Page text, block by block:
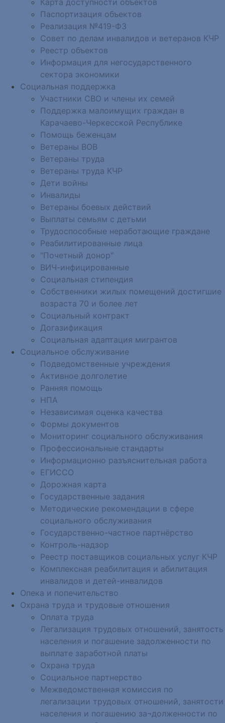
Паспортизация объектов
Реализация №419-ФЗ
Совет по делам инвалидов и ветеранов КЧР
Реестр объектов
Информация для негосударственного
сектора экономики
Социальная поддержка
Участники СВО и члены их семей
Поддержка малоимущих граждан в
Карачаево-Черкесской Республике
Помощь беженцам
Ветераны ВОВ
Ветераны труда
Ветераны труда КЧР
Дети войны
Инвалиды
Ветераны боевых действий
Выплаты семьям с детьми
Трудоспособные неработающие граждане
Реабилитированные лица
"Почетный донор"
ВИЧ-инфицированные
Социальная стипендия
Собственники жилых помещений достигшие
возраста 70 и более лет
Социальный контракт
Догазификация
Социальная адаптация мигрантов
Социальное обслуживание
Подведомственные учреждения
Активное долголетие
Ранняя помощь
НПА
Независимая оценка качества
Формы документов
Мониторинг социального обслуживания
Профессиональные стандарты
Информационно разъяснительная работа
ЕГИССО
Дорожная карта
Государственные задания
Методические рекомендации в сфере
социального обслуживания
Государственно-частное партнёрство
Контроль-надзор
Реестр поставщиков социальных услуг КЧР
Комплексная реабилитация и абилитация
инвалидов и детей-инвалидов
Опека и попечительство
Охрана труда и трудовые отношения
Оплата труда
Легализация трудовых отношений, занятость
населения и погашение задолженности по
выплате заработной платы
Охрана труда
Социальное партнерство
Межведомственная комиссия по
легализации трудовых отношений, занятости
населения и погашению за¬долженности по